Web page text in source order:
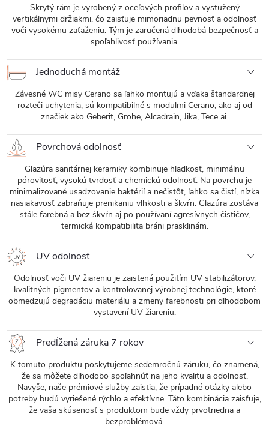
Skrytý rám je vyrobený z oceľových profilov a vystužený
vertikálnymi držiakmi, čo zaisťuje mimoriadnu pevnosť a odolnosť
voči vysokému zaťaženiu. Tým je zaručená dlhodobá bezpečnosť a
spoľahlivosť používania.
Jednoduchá montáž
Závesné WC misy Cerano sa ľahko montujú a vďaka štandardnej
rozteči uchytenia, sú kompatibilné s modulmi Cerano, ako aj od
značiek ako Geberit, Grohe, Alcadrain, Jika, Tece ai.
Povrchová odolnosť
Glazúra sanitárnej keramiky kombinuje hladkosť, minimálnu
pórovitosť, vysokú tvrdosť a chemickú odolnosť. Na povrchu je
minimalizované usadzovanie baktérií a nečistôt, ľahko sa čistí, nízka
nasiakavosť zabraňuje prenikaniu vlhkosti a škvŕn. Glazúra zostáva
stále farebná a bez škvŕn aj po používaní agresívnych čističov,
termická kompatibilita bráni prasklinám.
UV odolnosť
Odolnosť voči UV žiareniu je zaistená použitím UV stabilizátorov,
kvalitných pigmentov a kontrolovanej výrobnej technológie, ktoré
obmedzujú degradáciu materiálu a zmeny farebnosti pri dlhodobom
vystavení UV žiareniu.
Predĺžená záruka 7 rokov
K tomuto produktu poskytujeme sedemročnú záruku, čo znamená,
že sa môžete dlhodobo spoľahnúť na jeho kvalitu a odolnosť.
Navyše, naše prémiové služby zaistia, že prípadné otázky alebo
potreby budú vyriešené rýchlo a efektívne. Táto kombinácia zaisťuje,
že vaša skúsenosť s produktom bude vždy prvotriedna a
bezproblémová.